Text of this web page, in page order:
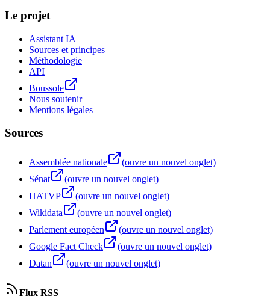
Le projet
Assistant IA
Sources et principes
Méthodologie
API
Boussole
Nous soutenir
Mentions légales
Sources
Assemblée nationale
(ouvre un nouvel onglet)
Sénat
(ouvre un nouvel onglet)
HATVP
(ouvre un nouvel onglet)
Wikidata
(ouvre un nouvel onglet)
Parlement européen
(ouvre un nouvel onglet)
Google Fact Check
(ouvre un nouvel onglet)
Datan
(ouvre un nouvel onglet)
Flux RSS